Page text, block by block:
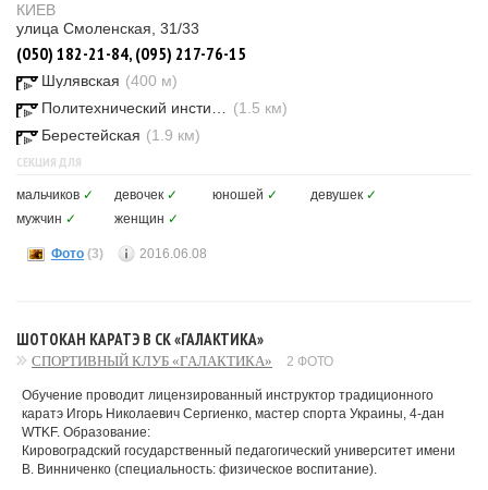
КИЕВ
улица Смоленская, 31/33
(050) 182-21-84, (095) 217-76-15
Шулявская (400 м)
(1.5 км)
Берестейская (1.9 км)
СЕКЦИЯ ДЛЯ
мальчиков ✓ девочек ✓ юношей ✓ девушек ✓
мужчин ✓ женщин ✓
Фото (3) 2016.06.08
ШОТОКАН КАРАТЭ В СК «ГАЛАКТИКА»
СПОРТИВНЫЙ КЛУБ «ГАЛАКТИКА» 2 ФОТО
Обучение проводит лицензированный инструктор традиционного
каратэ Игорь Николаевич Сергиенко, мастер спорта Украины, 4-дан
WTKF. Образование:
Кировоградский государственный педагогический университет имени
В. Винниченко (специальность: физическое воспитание).